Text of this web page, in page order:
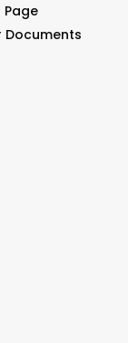
Page
Documents